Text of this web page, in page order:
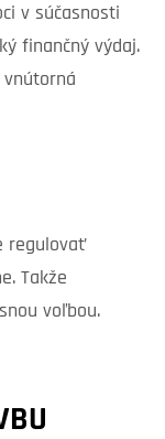
v súčasnosti
finančný výdaj.
regulovať
Takže
voľbou.